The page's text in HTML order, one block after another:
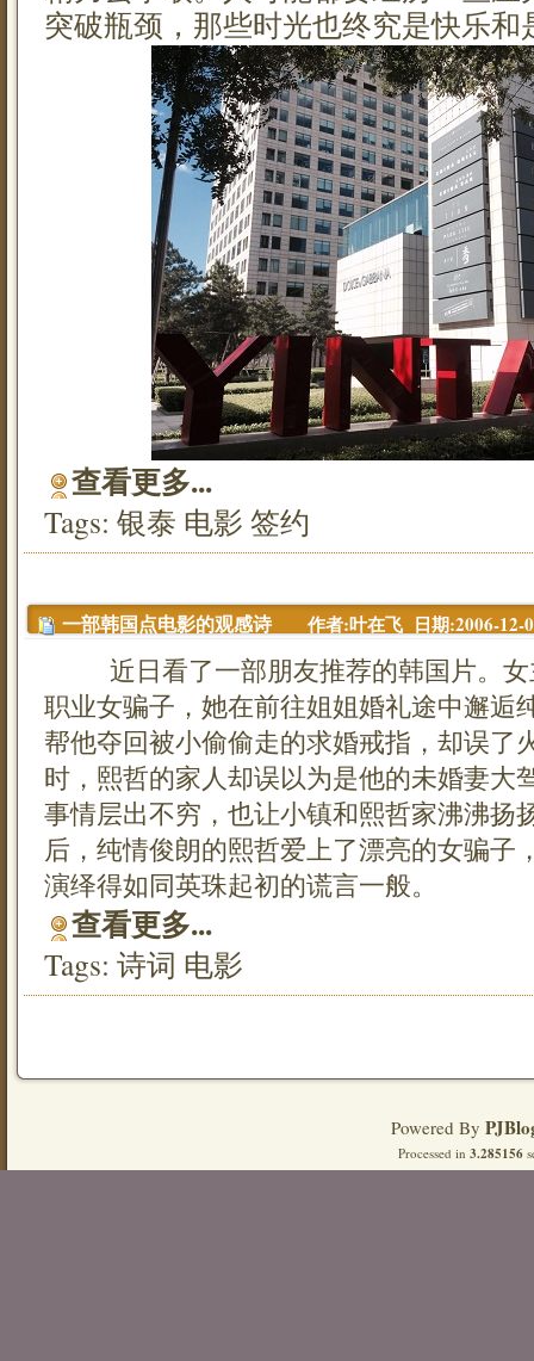
突破瓶颈，那些时光也终究是快乐和
查看更多...
Tags: 银泰 电影 签约
一部韩国点电影的观感诗 作者:叶在飞 日期:2006-12-
近日看了一部朋友推荐的韩国片。女
职业女骗子，她在前往姐姐婚礼途中邂逅
帮他夺回被小偷偷走的求婚戒指，却误了
时，熙哲的家人却误以为是他的未婚妻大
事情层出不穷，也让小镇和熙哲家沸沸扬
后，纯情俊朗的熙哲爱上了漂亮的女骗子
演绎得如同英珠起初的谎言一般。
查看更多...
Tags: 诗词 电影
Powered By
Processed in 3.285156